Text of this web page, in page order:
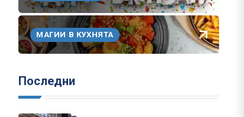
МАГИИ В КУХНЯТА
Последни